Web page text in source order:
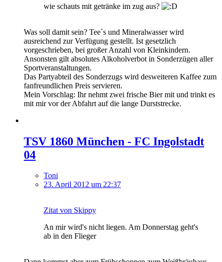
wie schauts mit getränke im zug aus?
Was soll damit sein? Tee`s und Mineralwasser wird
ausreichend zur Verfügung gestellt. Ist gesetzlich
vorgeschrieben, bei großer Anzahl von Kleinkindern.
Ansonsten gilt absolutes Alkoholverbot in Sonderzügen aller
Sportveranstaltungen.
Das Partyabteil des Sonderzugs wird desweiteren Kaffee zum
fanfreundlichen Preis servieren.
Mein Vorschlag: Ihr nehmt zwei frische Bier mit und trinkt es
mit mir vor der Abfahrt auf die lange Durststrecke.
TSV 1860 München - FC Ingolstadt
04
Toni
23. April 2012 um 22:37
Zitat von Skippy
An mir wird's nicht liegen. Am Donnerstag geht's
ab in den Flieger